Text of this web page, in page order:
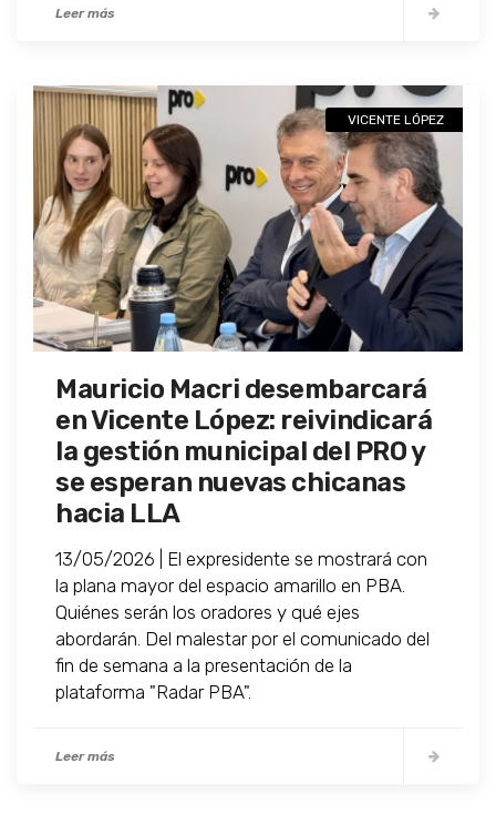
Leer más
VICENTE LÓPEZ
Mauricio Macri desembarcará
en Vicente López: reivindicará
la gestión municipal del PRO y
se esperan nuevas chicanas
hacia LLA
13/05/2026 | El expresidente se mostrará con
la plana mayor del espacio amarillo en PBA.
Quiénes serán los oradores y qué ejes
abordarán. Del malestar por el comunicado del
fin de semana a la presentación de la
plataforma "Radar PBA".
Leer más